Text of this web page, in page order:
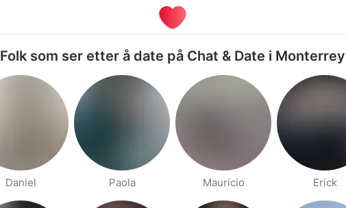
Folk som ser etter å date på Chat & Date i Monterrey
Daniel Paola Mauricio Erick